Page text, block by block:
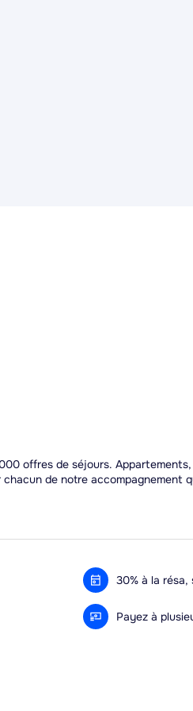
offres de séjours.
de notre accompagnement
30% à la
Payez à